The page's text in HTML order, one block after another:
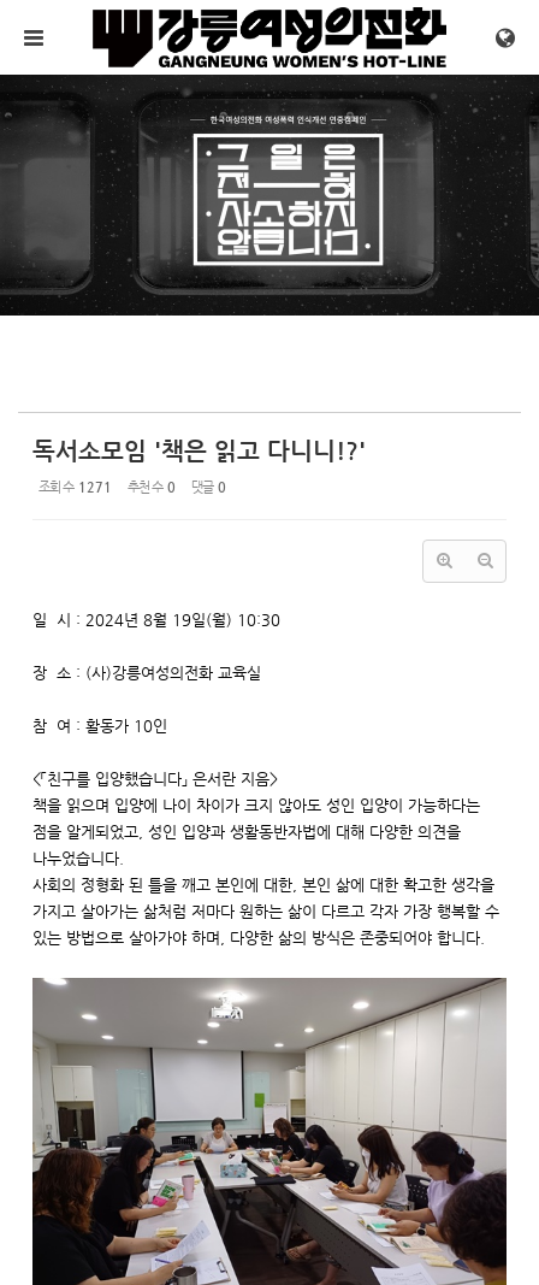
메뉴 건너뛰기
독서소모임 '책은 읽고 다니니!?'
조회 수 1271 추천 수 0 댓글 0
일 시 : 2024년 8월 19일(월) 10:30
장 소 : (사)강릉여성의전화 교육실
참 여 : 활동가 10인
<「친구를 입양했습니다」 은서란 지음>
책을 읽으며 입양에 나이 차이가 크지 않아도 성인 입양이 가능하다는
점을 알게되었고, 성인 입양과 생활동반자법에 대해 다양한 의견을
나누었습니다.
사회의 정형화 된 틀을 깨고 본인에 대한, 본인 삶에 대한 확고한 생각을
가지고 살아가는 삶처럼 저마다 원하는 삶이 다르고 각자 가장 행복할 수
있는 방법으로 살아가야 하며, 다양한 삶의 방식은 존중되어야 합니다.